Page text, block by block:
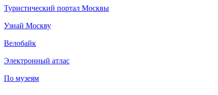
Туристический портал Москвы
Узнай Москву
Велобайк
Электронный атлас
По музеям